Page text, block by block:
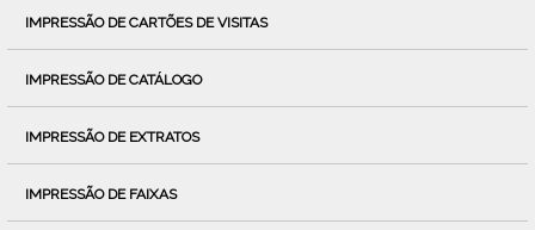
IMPRESSÃO DE CARTÕES DE VISITAS
IMPRESSÃO DE CATÁLOGO
IMPRESSÃO DE EXTRATOS
IMPRESSÃO DE FAIXAS